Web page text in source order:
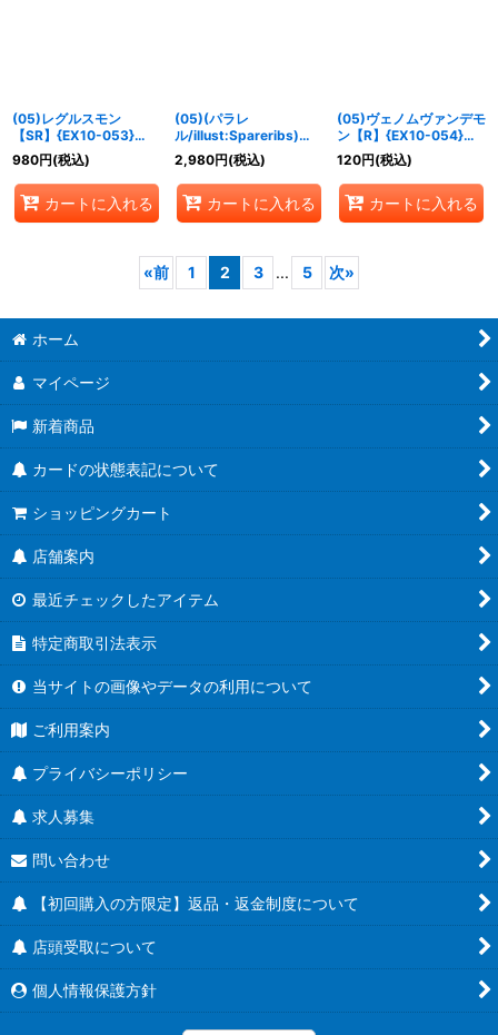
(05)レグルスモン
【SR】{EX10-053}
《多》
980円(税込)
カートに入れる
(05)(パラレ
ル/illust:Spareribs)レ
グルスモン【SR-P】
{EX10-053}《多》
2,980円(税込)
カートに入れる
(05)ヴェノムヴァンデモ
ン【R】{EX10-054}
《多》
120円(税込)
カートに入れる
«前 1 2 3 ... 5 次»
ホーム
マイページ
新着商品
カードの状態表記について
ショッピングカート
店舗案内
最近チェックしたアイテム
特定商取引法表示
当サイトの画像やデータの利用について
ご利用案内
プライバシーポリシー
求人募集
問い合わせ
【初回購入の方限定】返品・返金制度について
店頭受取について
個人情報保護方針